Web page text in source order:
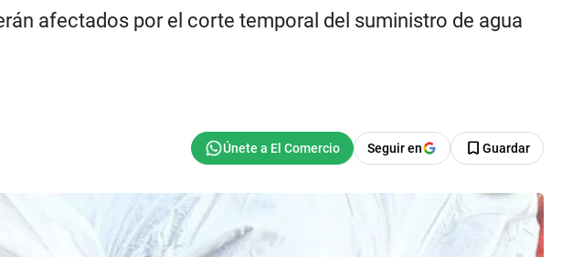
afectados por el corte temporal del suministro de agua
Seguir en Guardar